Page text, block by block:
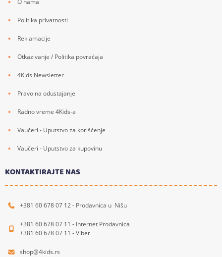
O nama
Politika privatnosti
Reklamacije
Otkazivanje / Politika povraćaja
4Kids Newsletter
Pravo na odustajanje
Radno vreme 4Kids-a
Vaučeri - Uputstvo za korišćenje
Vaučeri - Uputstvo za kupovinu
KONTAKTIRAJTE NAS
+381 60 678 07 12 - Prodavnica u Nišu
+381 60 678 07 11 - Internet Prodavnica
+381 60 678 07 11 - Viber
shop@4kids.rs